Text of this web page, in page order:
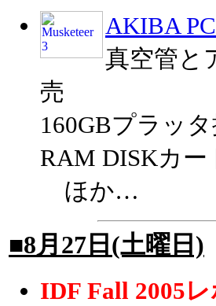
AKIBA
真空管と
売
160GBプラッ
RAM DISKカ
ほか…
■8月27日(土曜日)
IDF Fall 2005レ